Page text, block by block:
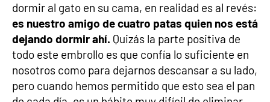
dormir al gato en su cama, en realidad es al revés:
es nuestro amigo de cuatro patas quien nos está
dejando dormir ahí. Quizás la parte positiva de
todo este embrollo es que confía lo suficiente en
nosotros como para dejarnos descansar a su lado,
pero cuando hemos permitido que esto sea el pan